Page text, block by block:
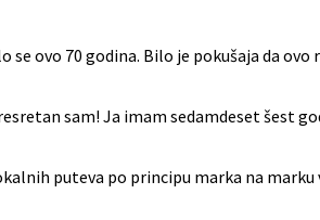
ovo 70 godina. Bilo je pokušaja da
sam! Ja imam sedamdeset šest
puteva po principu marka na marku